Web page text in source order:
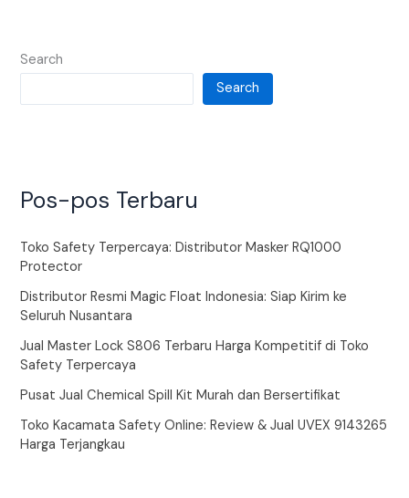
Search
Search
Pos-pos Terbaru
Toko Safety Terpercaya: Distributor Masker RQ1000
Protector
Distributor Resmi Magic Float Indonesia: Siap Kirim ke
Seluruh Nusantara
Jual Master Lock S806 Terbaru Harga Kompetitif di Toko
Safety Terpercaya
Pusat Jual Chemical Spill Kit Murah dan Bersertifikat
Toko Kacamata Safety Online: Review & Jual UVEX 9143265
Harga Terjangkau